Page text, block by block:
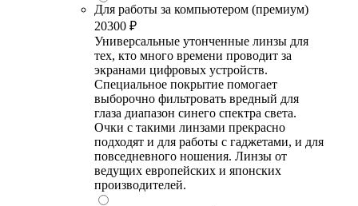
Для работы за компьютером (премиум)
20300 ₽
Универсальные утонченные линзы для
тех, кто много времени проводит за
экранами цифровых устройств.
Специальное покрытие помогает
выборочно фильтровать вредный для
глаза диапазон синего спектра света.
Очки с такими линзами прекрасно
подходят и для работы с гаджетами, и для
повседневного ношения. Линзы от
ведущих европейских и японских
производителей.